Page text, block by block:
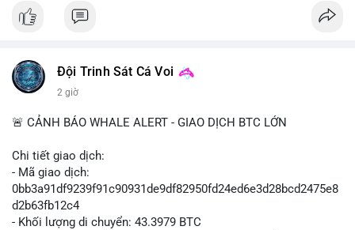
#vlikevn #titanbot
Đội Trinh Sát Cá Voi
2 giờ
🚨 CẢNH BÁO WHALE ALERT - GIAO DỊCH BTC LỚN
Chi tiết giao dịch:
- Mã giao dịch:
0bb3a91df9239f91c90931de9df82950fd24ed6e3d28bcd2475e8
d2b63fb12c4
- Khối lượng di chuyển: 43.3979 BTC